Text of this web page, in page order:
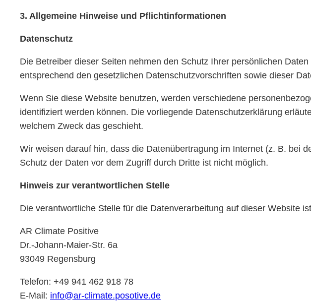
3. Allgemeine Hinweise und Pflichtinformationen
Datenschutz
Die Betreiber dieser Seiten nehmen den Schutz Ihrer persönlichen
entsprechend den gesetzlichen Datenschutzvorschriften sowie dieser
Wenn Sie diese Website benutzen, werden verschiedene
identifiziert werden können. Die vorliegende Datenschutzerklärung
welchem Zweck das geschieht.
Wir weisen darauf hin, dass die Datenübertragung im Internet (z. B. bei
Schutz der Daten vor dem Zugriff durch Dritte ist nicht möglich.
Hinweis zur verantwortlichen Stelle
Die verantwortliche Stelle für die Datenverarbeitung auf dieser Website
AR Climate Positive
Dr.-Johann-Maier-Str. 6a
93049 Regensburg
Telefon: +49 941 462 918 78
E-Mail: info@ar-climate.posotive.de